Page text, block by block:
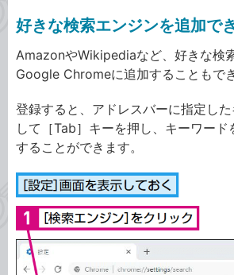
好きな検索エンジンを追加で
AmazonやWikipediaなど、好きな検
Google Chromeに追加することもでき
登録すると、アドレスバーに指定し
して［Tab］キーを押し、キーワード
することができます。